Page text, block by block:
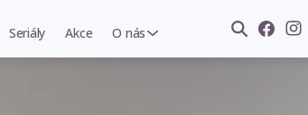
Seriály Akce O nás